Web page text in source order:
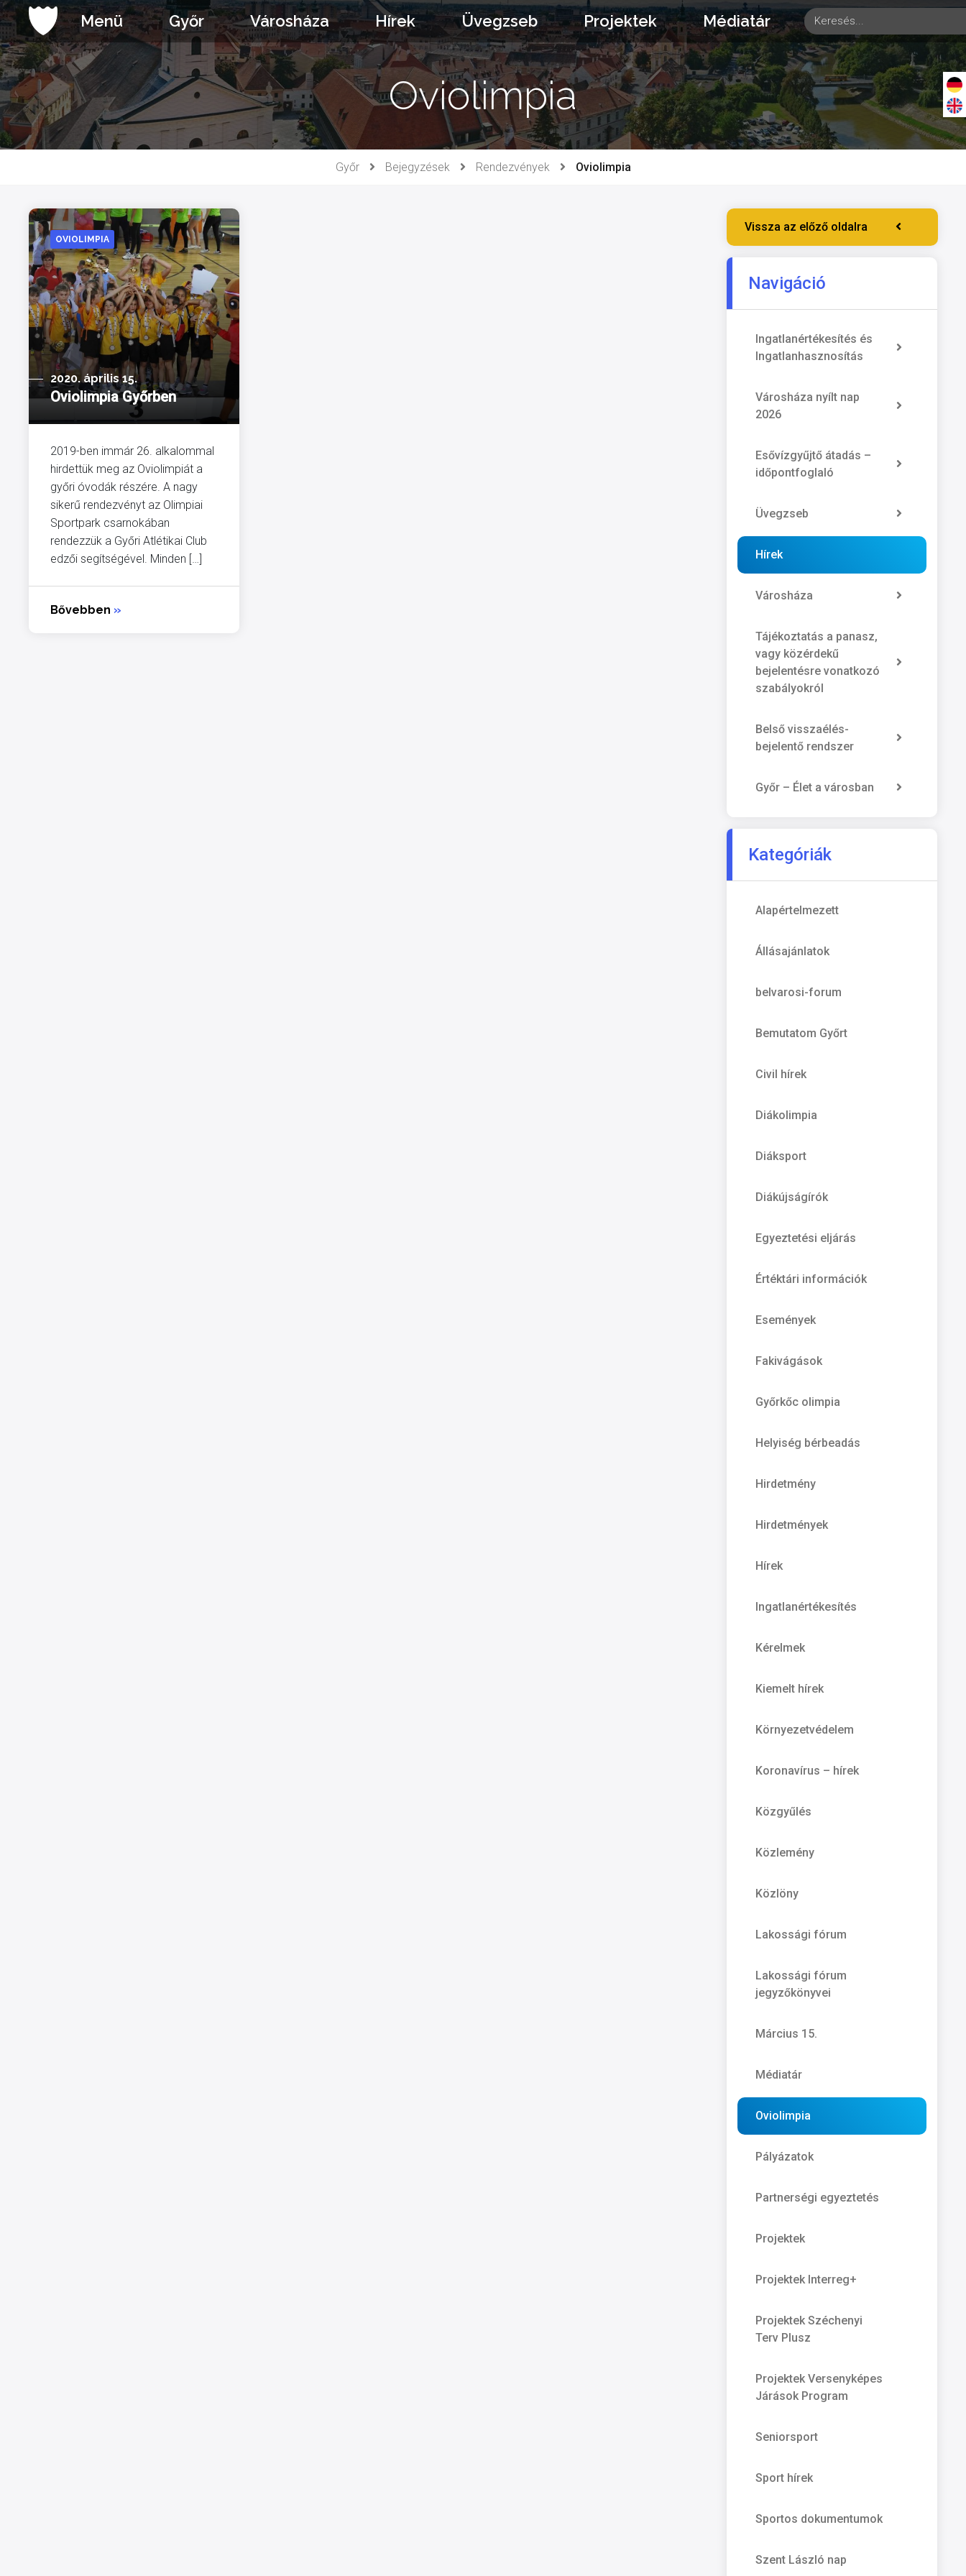
Ugrás
a
tartalomhoz
Menü Győr Városháza Hírek Üvegzseb Projektek Médiatár
Oviolimpia
Győr Bejegyzések Rendezvények Oviolimpia
OVIOLIMPIA
2020. április 15.
Oviolimpia Győrben
2019-ben immár 26. alkalommal
hirdettük meg az Oviolimpiát a
győri óvodák részére. A nagy
sikerű rendezvényt az Olimpiai
Sportpark csarnokában
rendezzük a Győri Atlétikai Club
edzői segítségével. Minden […]
Bővebben »
Vissza az előző oldalra
Navigáció
Ingatlanértékesítés és
Ingatlanhasznosítás
Városháza nyílt nap
2026
Esővízgyűjtő átadás –
időpontfoglaló
Üvegzseb
Hírek
Városháza
Tájékoztatás a panasz,
vagy közérdekű
bejelentésre vonatkozó
szabályokról
Belső visszaélés-
bejelentő rendszer
Győr – Élet a városban
Kategóriák
Alapértelmezett
Állásajánlatok
belvarosi-forum
Bemutatom Győrt
Civil hírek
Diákolimpia
Diáksport
Diákújságírók
Egyeztetési eljárás
Értéktári információk
Események
Fakivágások
Győrkőc olimpia
Helyiség bérbeadás
Hirdetmény
Hirdetmények
Hírek
Ingatlanértékesítés
Kérelmek
Kiemelt hírek
Környezetvédelem
Koronavírus – hírek
Közgyűlés
Közlemény
Közlöny
Lakossági fórum
Lakossági fórum
jegyzőkönyvei
Március 15.
Médiatár
Oviolimpia
Pályázatok
Partnerségi egyeztetés
Projektek
Projektek Interreg+
Projektek Széchenyi
Terv Plusz
Projektek Versenyképes
Járások Program
Seniorsport
Sport hírek
Sportos dokumentumok
Szent László nap